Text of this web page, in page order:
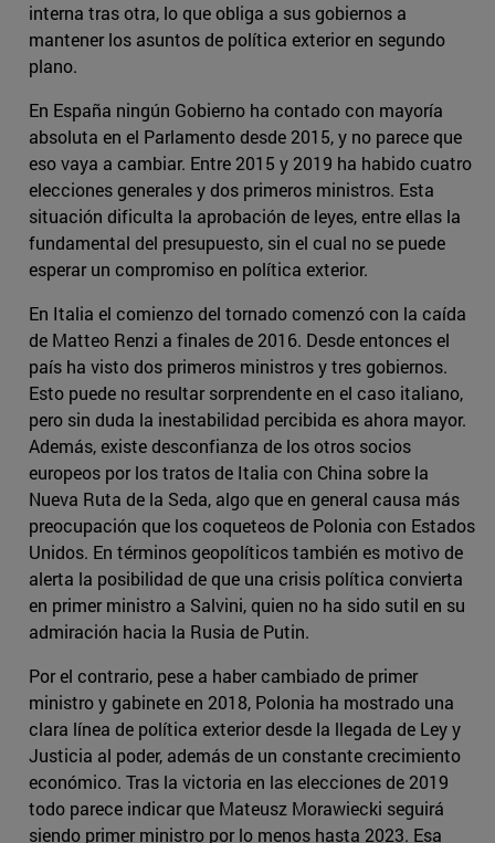
interna tras otra, lo que obliga a sus gobiernos a
mantener los asuntos de política exterior en segundo
plano.
En España ningún Gobierno ha contado con mayoría
absoluta en el Parlamento desde 2015, y no parece que
eso vaya a cambiar. Entre 2015 y 2019 ha habido cuatro
elecciones generales y dos primeros ministros. Esta
situación dificulta la aprobación de leyes, entre ellas la
fundamental del presupuesto, sin el cual no se puede
esperar un compromiso en política exterior.
En Italia el comienzo del tornado comenzó con la caída
de Matteo Renzi a finales de 2016. Desde entonces el
país ha visto dos primeros ministros y tres gobiernos.
Esto puede no resultar sorprendente en el caso italiano,
pero sin duda la inestabilidad percibida es ahora mayor.
Además, existe desconfianza de los otros socios
europeos por los tratos de Italia con China sobre la
Nueva Ruta de la Seda, algo que en general causa más
preocupación que los coqueteos de Polonia con Estados
Unidos. En términos geopolíticos también es motivo de
alerta la posibilidad de que una crisis política convierta
en primer ministro a Salvini, quien no ha sido sutil en su
admiración hacia la Rusia de Putin.
Por el contrario, pese a haber cambiado de primer
ministro y gabinete en 2018, Polonia ha mostrado una
clara línea de política exterior desde la llegada de Ley y
Justicia al poder, además de un constante crecimiento
económico. Tras la victoria en las elecciones de 2019
todo parece indicar que Mateusz Morawiecki seguirá
siendo primer ministro por lo menos hasta 2023. Esa